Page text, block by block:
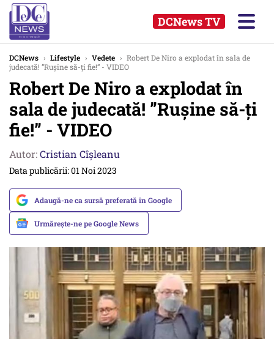
DCNews TV
DCNews › Lifestyle › Vedete › Robert De Niro a explodat în sala de
judecată! ”Rușine să-ți fie!” - VIDEO
Robert De Niro a explodat în
sala de judecată! ”Rușine să-ți
fie!” - VIDEO
Autor:Cristian Cîșleanu
Data publicării: 01 Noi 2023
Adaugă-ne ca sursă preferată în Google
Urmărește-ne pe Google News